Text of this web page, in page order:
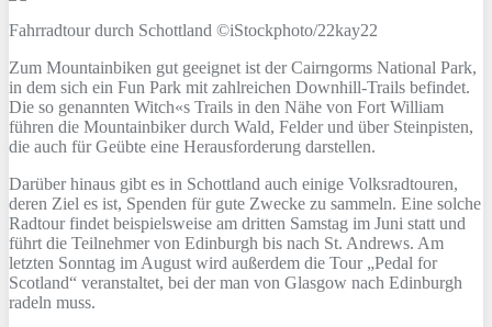
Fahrradtour durch Schottland ©iStockphoto/22kay22
Zum Mountainbiken gut geeignet ist der Cairngorms National Park,
in dem sich ein Fun Park mit zahlreichen Downhill-Trails befindet.
Die so genannten Witch«s Trails in den Nähe von Fort William
führen die Mountainbiker durch Wald, Felder und über Steinpisten,
die auch für Geübte eine Herausforderung darstellen.
Darüber hinaus gibt es in Schottland auch einige Volksradtouren,
deren Ziel es ist, Spenden für gute Zwecke zu sammeln. Eine solche
Radtour findet beispielsweise am dritten Samstag im Juni statt und
führt die Teilnehmer von Edinburgh bis nach St. Andrews. Am
letzten Sonntag im August wird außerdem die Tour „Pedal for
Scotland“ veranstaltet, bei der man von Glasgow nach Edinburgh
radeln muss.